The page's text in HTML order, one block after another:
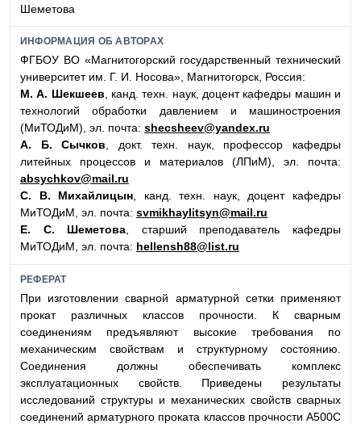
Шеметова
ИНФОРМАЦИЯ ОБ АВТОРАХ
ФГБОУ ВО «Магнитогорский государственный технический
университет им. Г. И. Носова», Магнитогорск, Россия:
М. А. Шекшеев, канд. техн. наук, доцент кафедры машин и
технологий обработки давлением и машиностроения
(МиТОДиМ), эл. почта: shecsheev@yandex.ru
А. Б. Сычков, докт. техн. наук, профессор кафедры
литейных процессов и материалов (ЛПиМ), эл. почта:
absychkov@mail.ru
С. В. Михайлицын, канд. техн. наук, доцент кафедры
МиТОДиМ, эл. почта: svmikhaylitsyn@mail.ru
Е. С. Шеметова, старший преподаватель кафедры
МиТОДиМ, эл. почта: hellensh88@list.ru
РЕФЕРАТ
При изготовлении сварной арматурной сетки применяют
прокат различных классов прочности. К сварным
соединениям предъявляют высокие требования по
механическим свойствам и структурному состоянию.
Соединения должны обеспечивать комплекс
эксплуатационных свойств. Приведены результаты
исследований структуры и механических свойств сварных
соединений арматурного проката классов прочности А500С